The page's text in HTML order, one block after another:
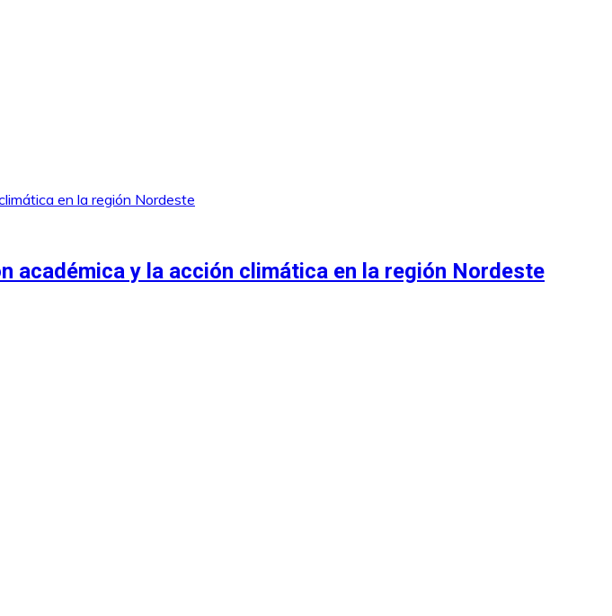
académica y la acción climática en la región Nordeste